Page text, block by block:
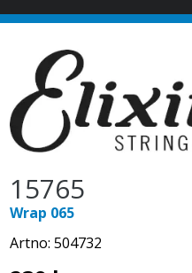
15765
Wrap 065
Artno: 504732